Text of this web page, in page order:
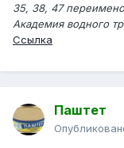
35, 38, 47
Академия водного
Ссылка
Паштет